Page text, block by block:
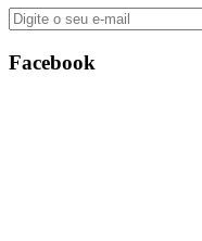
Facebook